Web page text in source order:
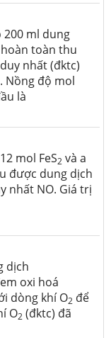
200 ml dung
toàn thu
nhất (đktc)
Nồng độ mol
là
mol FeS2 và a
được dung dịch
nhất NO. Giá trị
dịch
oxi hoá
dòng khí O2 để
O2 (đktc) đã